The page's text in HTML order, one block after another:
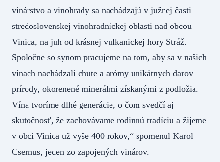
vinárstvo a vinohrady sa nachádzajú v južnej časti
stredoslovenskej vinohradníckej oblasti nad obcou
Vinica, na juh od krásnej vulkanickej hory Stráž.
Spoločne so synom pracujeme na tom, aby sa v našich
vínach nachádzali chute a arómy unikátnych darov
prírody, okorenené minerálmi získanými z podložia.
Vína tvoríme dlhé generácie, o čom svedčí aj
skutočnosť, že zachovávame rodinnú tradíciu a žijeme
v obci Vinica už vyše 400 rokov,“ spomenul Karol
Csernus, jeden zo zapojených vinárov.